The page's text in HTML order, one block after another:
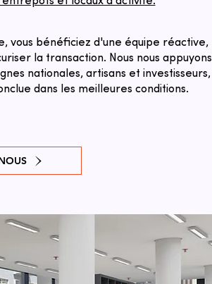
vous bénéficiez d'une équipe réactive,
la transaction. ​Nous nous appuyons
nationales, artisans et investisseurs,
dans les meilleures conditions.